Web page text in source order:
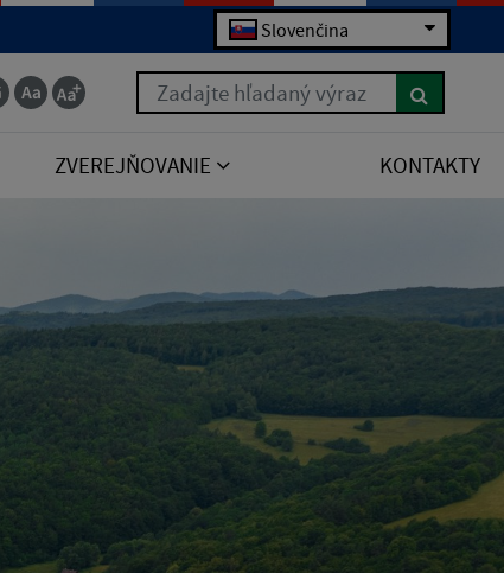
Slovenčina
Zadajte hľadaný výraz
ZVEREJŇOVANIE KONTAKTY